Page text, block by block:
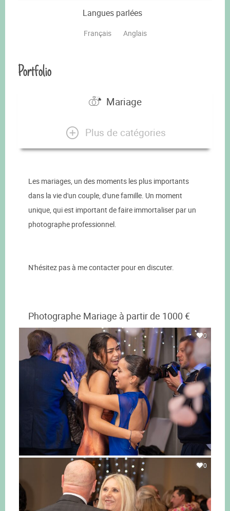
Langues parlées
Français Anglais
Portfolio
Mariage
Plus de catégories
​Les mariages, un des moments les plus importants
dans la vie d'un couple, d'une famille. Un moment
unique, qui est important de faire immortaliser par un
photographe professionnel.
N'hésitez pas à me contacter pour en discuter.
Photographe Mariage à partir de 1000 €
0
0